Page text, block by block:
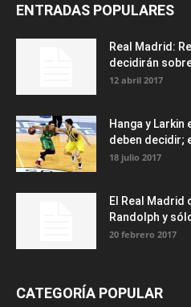
ENTRADAS POPULARES
Real Madrid:
decidirán
12 abril 2017
Hanga y
deben decidir;
18 julio 2017
El Real Madrid
Randolph y
20 febrero 2017
CATEGORÍA POPULAR